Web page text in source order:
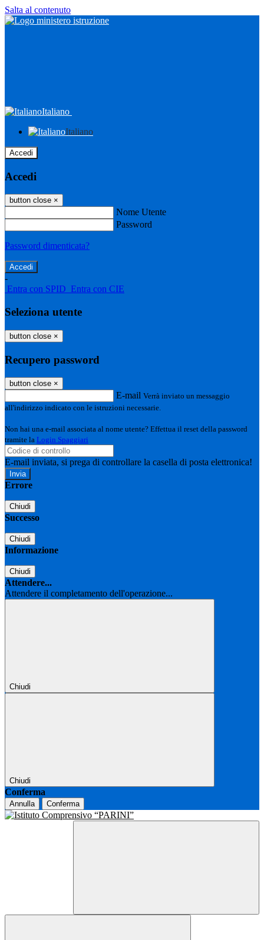
Salta al contenuto
Italiano
Italiano
Accedi
Accedi
button close ×
Nome Utente
Password
Password dimenticata?
-
Entra con SPID Entra con CIE
Seleziona utente
button close ×
Recupero password
button close ×
E-mail Verrà inviato un messaggio
all'indirizzo indicato con le istruzioni necessarie.
Non hai una e-mail associata al nome utente? Effettua il reset della password
tramite la Login Spaggiari
E-mail inviata, si prega di controllare la casella di posta elettronica!
Errore
Chiudi
Successo
Chiudi
Informazione
Chiudi
Attendere...
Attendere il completamento dell'operazione...
Chiudi
Chiudi
Conferma
Annulla Conferma